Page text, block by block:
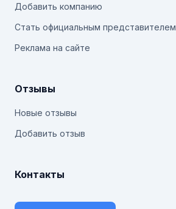
Добавить компанию
Стать официальным представителем
Реклама на сайте
Отзывы
Новые отзывы
Добавить отзыв
Контакты